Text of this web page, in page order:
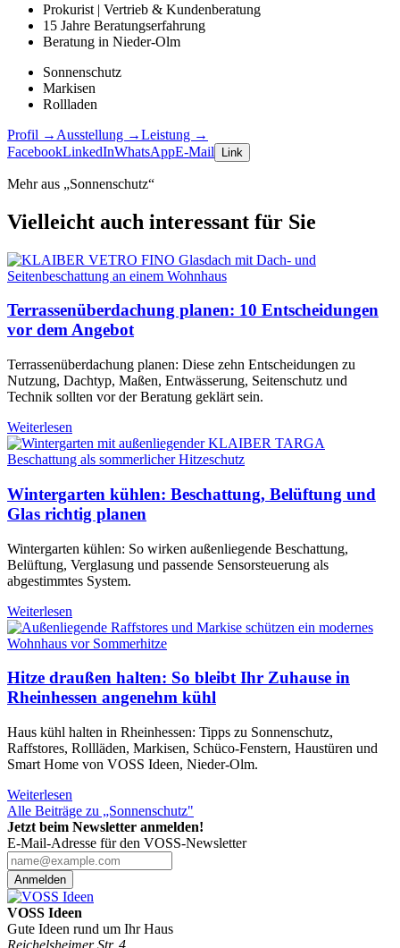
Prokurist | Vertrieb & Kundenberatung
15 Jahre Beratungserfahrung
Beratung in Nieder-Olm
Sonnenschutz
Markisen
Rollladen
Profil → Ausstellung →Leistung →
FacebookLinkedInWhatsAppE-Mail Link
Mehr aus „Sonnenschutz“
Vielleicht auch interessant für Sie
Terrassenüberdachung planen: 10 Entscheidungen
vor dem Angebot
Terrassenüberdachung planen: Diese zehn Entscheidungen zu
Nutzung, Dachtyp, Maßen, Entwässerung, Seitenschutz und
Technik sollten vor der Beratung geklärt sein.
Weiterlesen
Wintergarten kühlen: Beschattung, Belüftung und
Glas richtig planen
Wintergarten kühlen: So wirken außenliegende Beschattung,
Belüftung, Verglasung und passende Sensorsteuerung als
abgestimmtes System.
Weiterlesen
Hitze draußen halten: So bleibt Ihr Zuhause in
Rheinhessen angenehm kühl
Haus kühl halten in Rheinhessen: Tipps zu Sonnenschutz,
Raffstores, Rollläden, Markisen, Schüco-Fenstern, Haustüren und
Smart Home von VOSS Ideen, Nieder-Olm.
Weiterlesen
Alle Beiträge zu „Sonnenschutz"
Jetzt beim Newsletter anmelden!
E-Mail-Adresse für den VOSS-Newsletter
Anmelden
VOSS Ideen
Gute Ideen rund um Ihr Haus
Reichelsheimer Str. 4